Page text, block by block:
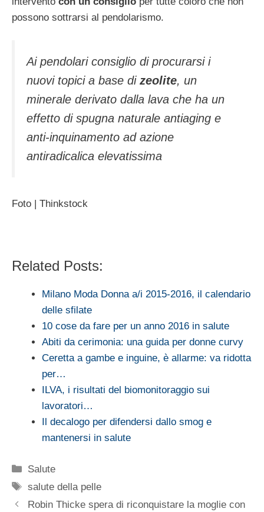
possono sottrarsi al pendolarismo.
Ai pendolari consiglio di procurarsi i
nuovi topici a base di zeolite, un
minerale derivato dalla lava che ha un
effetto di spugna naturale antiaging e
anti-inquinamento ad azione
antiradicalica elevatissima
Foto | Thinkstock
Related Posts:
Milano Moda Donna a/i 2015-2016, il calendario
delle sfilate
10 cose da fare per un anno 2016 in salute
Abiti da cerimonia: una guida per donne curvy
Ceretta a gambe e inguine, è allarme: va ridotta
per…
ILVA, i risultati del biomonitoraggio sui
lavoratori…
Il decalogo per difendersi dallo smog e
mantenersi in salute
Categorie
Salute
Tag
salute della pelle
Robin Thicke spera di riconquistare la moglie con